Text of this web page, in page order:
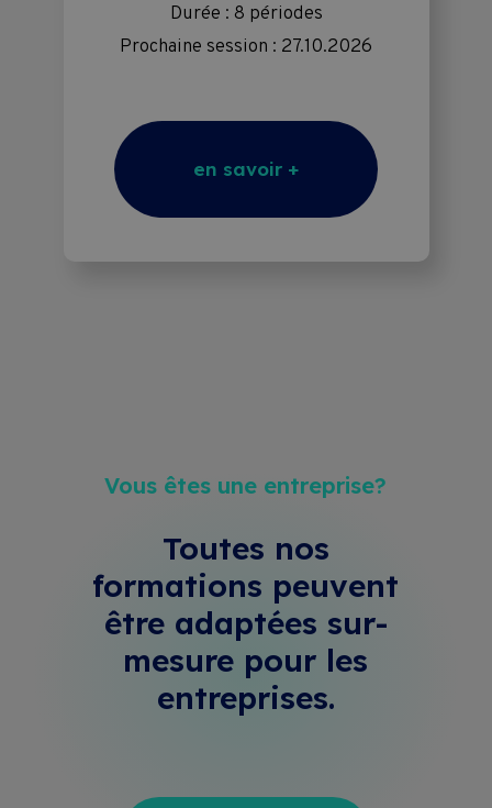
Vous êtes une entreprise?
Toutes nos
formations peuvent
être adaptées sur-
mesure pour les
entreprises.
Durée : 8 périodes
Prochaine session : 27.10.2026
en savoir +